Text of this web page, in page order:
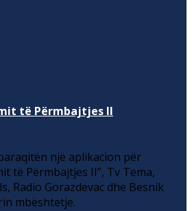
të Përmbajtjes II
një aplikacion për
të Përmbajtjes II”, Tv Tema,
Radio Gorazdevac dhe Besnik
mbështetje.